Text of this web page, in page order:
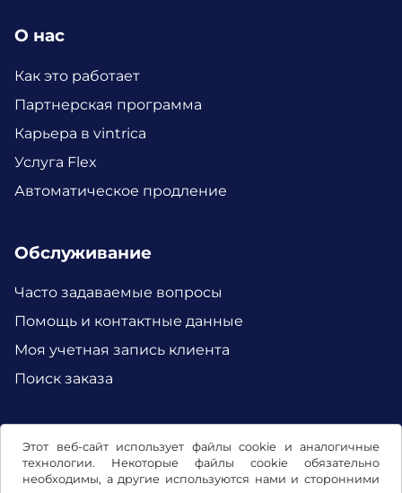
Этот веб-сайт использует файлы cookie и аналогичные
технологии. Некоторые файлы cookie обязательно
необходимы, а другие используются нами и сторонними
О нас
Как это работает
Партнерская программа
Карьера в vintrica
Услуга Flex
Автоматическое продление
Обслуживание
Часто задаваемые вопросы
Помощь и контактные данные
Моя учетная запись клиента
Поиск заказа
Facebook Instagram